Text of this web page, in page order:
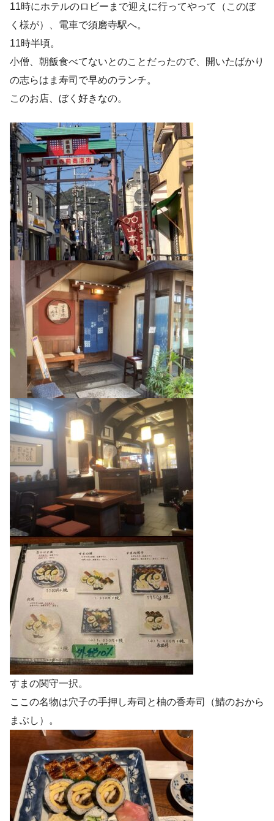
11時にホテルのロビーまで迎えに行ってやって（このぼ
く様が）、電車で須磨寺駅へ。
11時半頃。
小僧、朝飯食べてないとのことだったので、開いたばかり
の志らはま寿司で早めのランチ。
このお店、ぼく好きなの。
すまの関守一択。
ここの名物は穴子の手押し寿司と柚の香寿司（鯖のおから
まぶし）。